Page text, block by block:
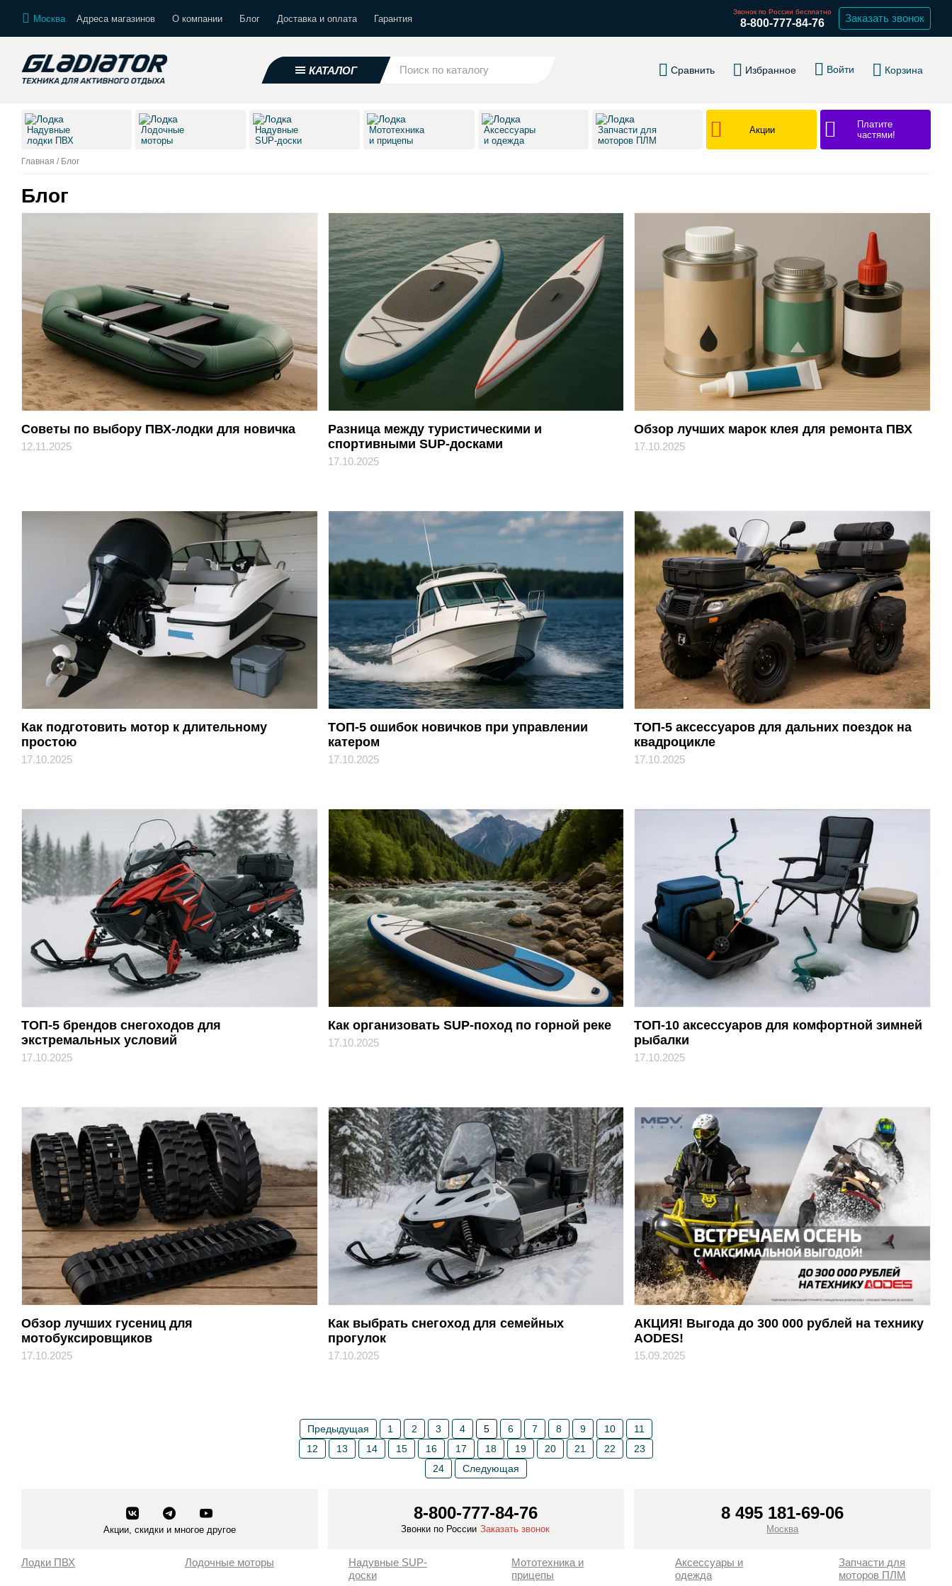
Москва Адреса магазинов О компании Блог Доставка и оплата Гарантия
Звонок по России бесплатно
8-800-777-84-76 Заказать звонок
КАТАЛОГ Сравнить Избранное Войти Корзина
Надувные
лодки ПВХ
Лодочные
моторы
Надувные
SUP-доски
Мототехника
и прицепы
Аксессуары
и одежда
Запчасти для
моторов ПЛМ
Акции
Платите
частями!
Главная / Блог
Блог
Советы по выбору ПВХ-лодки для новичка
12.11.2025
Разница между туристическими и
спортивными SUP-досками
17.10.2025
Обзор лучших марок клея для ремонта ПВХ
17.10.2025
Как подготовить мотор к длительному
простою
17.10.2025
ТОП-5 ошибок новичков при управлении
катером
17.10.2025
ТОП-5 аксессуаров для дальних поездок на
квадроцикле
17.10.2025
ТОП-5 брендов снегоходов для
экстремальных условий
17.10.2025
Как организовать SUP-поход по горной реке
17.10.2025
ТОП-10 аксессуаров для комфортной зимней
рыбалки
17.10.2025
Обзор лучших гусениц для
мотобуксировщиков
17.10.2025
Как выбрать снегоход для семейных
прогулок
17.10.2025
АКЦИЯ! Выгода до 300 000 рублей на технику
AODES!
15.09.2025
Предыдущая 1 2 3 4 5 6 7 8 9 10
11
12
13 14 15 16 17 18 19 20 21 22
23
24
Следующая
Акции, скидки и многое другое
8-800-777-84-76
Звонки по России Заказать звонок
8 495 181-69-06
Москва
Лодки ПВХ Лодочные моторы
Надувные SUP-
доски
Мототехника и
прицепы
Аксессуары и
одежда
Запчасти для
моторов ПЛМ